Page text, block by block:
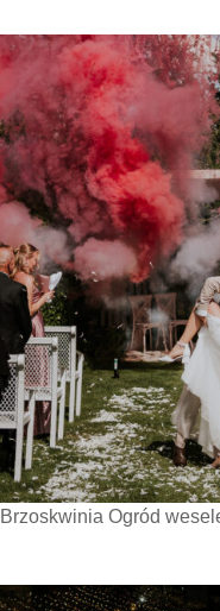
Brzoskwinia Ogród